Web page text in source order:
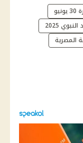
2025
المصرية